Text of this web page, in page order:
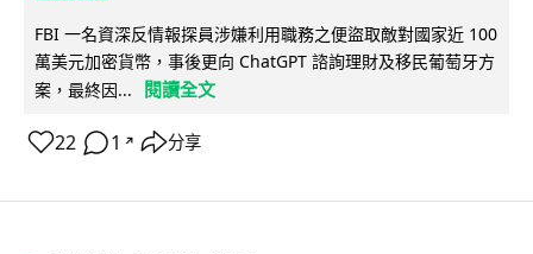
FBI 一名資深反情報探員涉嫌利用職務之便盜取敵對國家近 100
萬美元加密貨幣，事後更向 ChatGPT 諮詢理財及移民葡萄牙方
案，最終因...
閱讀全文
22 1 ↗ 分享